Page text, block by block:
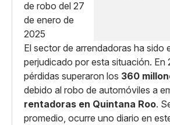
El sector de arrendadoras ha sido
perjudicado por esta situación. En
pérdidas superaron los 360
debido al robo de automóviles a
rentadoras en Quintana Roo.
promedio, ocurre uno diario en